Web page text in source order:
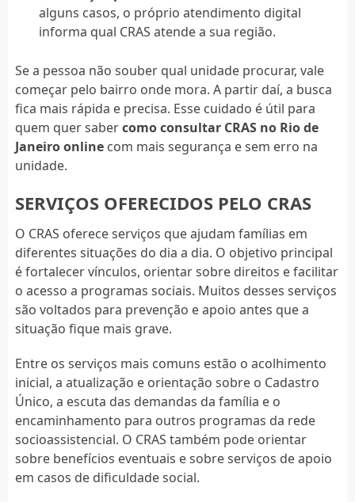
alguns casos, o próprio atendimento digital
informa qual CRAS atende a sua região.
Se a pessoa não souber qual unidade procurar, vale
começar pelo bairro onde mora. A partir daí, a busca
fica mais rápida e precisa. Esse cuidado é útil para
quem quer sabercomo consultar CRAS no Rio de
Janeiro onlinecom mais segurança e sem erro na
unidade.
SERVIÇOS OFERECIDOS PELO CRAS
O CRAS oferece serviços que ajudam famílias em
diferentes situações do dia a dia. O objetivo principal
é fortalecer vínculos, orientar sobre direitos e facilitar
o acesso a programas sociais. Muitos desses serviços
são voltados para prevenção e apoio antes que a
situação fique mais grave.
Entre os serviços mais comuns estão o acolhimento
inicial, a atualização e orientação sobre o Cadastro
Único, a escuta das demandas da família e o
encaminhamento para outros programas da rede
socioassistencial. O CRAS também pode orientar
sobre benefícios eventuais e sobre serviços de apoio
em casos de dificuldade social.